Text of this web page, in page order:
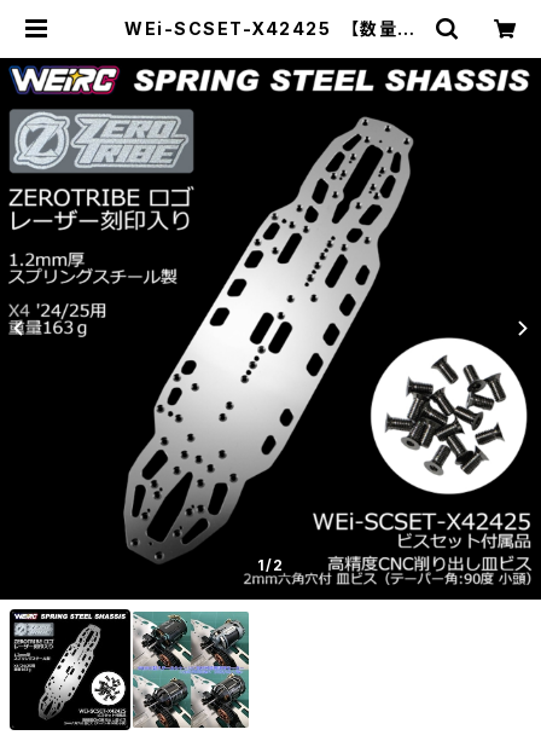
WEi-SCSET-X42425 【数量限
セット X4 24/25用 | ZEROTRIBE
WEBSHOP
1/2